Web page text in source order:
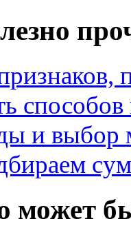
и выбор
может